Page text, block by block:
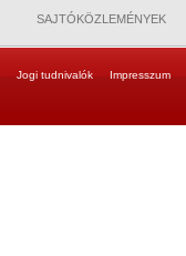
SAJTÓKÖZLEMÉNYEK
Jogi tudnivalók Impresszum